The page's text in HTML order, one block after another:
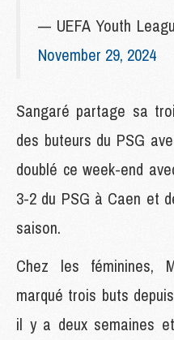
— UEFA Youth
November 29, 2024
Sangaré partage sa
des buteurs du PSG
doublé ce week-end
3-2 du PSG à Caen et
saison.
Chez les féminines,
marqué trois buts
il y a deux semaines